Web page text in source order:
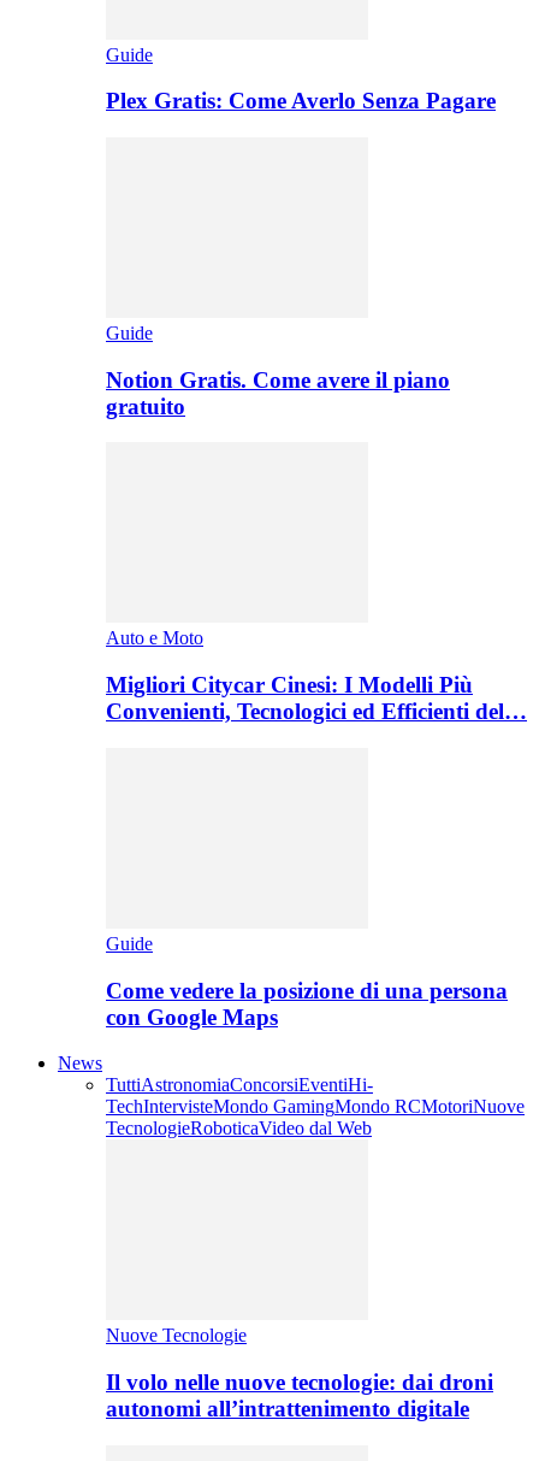
Guide
Plex Gratis: Come Averlo Senza Pagare
Guide
Notion Gratis. Come avere il piano
gratuito
Auto e Moto
Migliori Citycar Cinesi: I Modelli Più
Convenienti, Tecnologici ed Efficienti del…
Guide
Come vedere la posizione di una persona
con Google Maps
News
TuttiAstronomiaConcorsiEventiHi-
TechIntervisteMondo GamingMondo RCMotoriNuove
TecnologieRoboticaVideo dal Web
Nuove Tecnologie
Il volo nelle nuove tecnologie: dai droni
autonomi all’intrattenimento digitale